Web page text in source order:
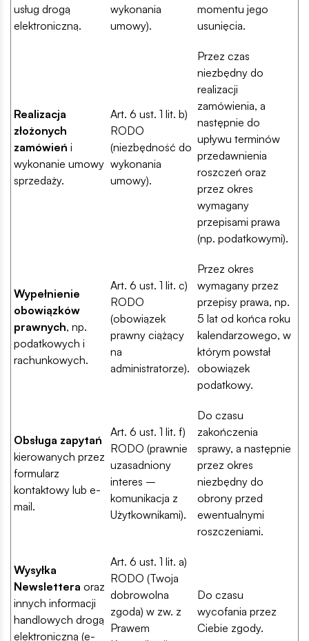
usług drogą
elektroniczną.
wykonania
umowy).
momentu jego
usunięcia.
Realizacja
złożonych
zamówień i
wykonanie umowy
sprzedaży.
Art. 6 ust. 1 lit. b)
RODO
(niezbędność do
wykonania
umowy).
Przez czas
niezbędny do
realizacji
zamówienia, a
następnie do
upływu terminów
przedawnienia
roszczeń oraz
przez okres
wymagany
przepisami prawa
(np. podatkowymi).
Wypełnienie
obowiązków
prawnych, np.
podatkowych i
rachunkowych.
Art. 6 ust. 1 lit. c)
RODO
(obowiązek
prawny ciążący
na
administratorze).
Przez okres
wymagany przez
przepisy prawa, np.
5 lat od końca roku
kalendarzowego, w
którym powstał
obowiązek
podatkowy.
Obsługa zapytań
kierowanych przez
formularz
kontaktowy lub e-
mail.
Art. 6 ust. 1 lit. f)
RODO (prawnie
uzasadniony
interes –
komunikacja z
Użytkownikami).
Do czasu
zakończenia
sprawy, a następnie
przez okres
niezbędny do
obrony przed
ewentualnymi
roszczeniami.
Wysyłka
Newslettera oraz
innych informacji
handlowych drogą
elektroniczną (e-
Art. 6 ust. 1 lit. a)
RODO (Twoja
dobrowolna
zgoda) w zw. z
Prawem
Do czasu
wycofania przez
Ciebie zgody.